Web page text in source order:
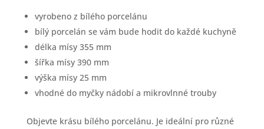
vyrobeno z bílého porcelánu
bílý porcelán se vám bude hodit do každé kuchyně
délka mísy 355 mm
šířka mísy 390 mm
výška mísy 25 mm
vhodné do myčky nádobí a mikrovlnné trouby
Objevte krásu bílého porcelánu. Je ideální pro různé